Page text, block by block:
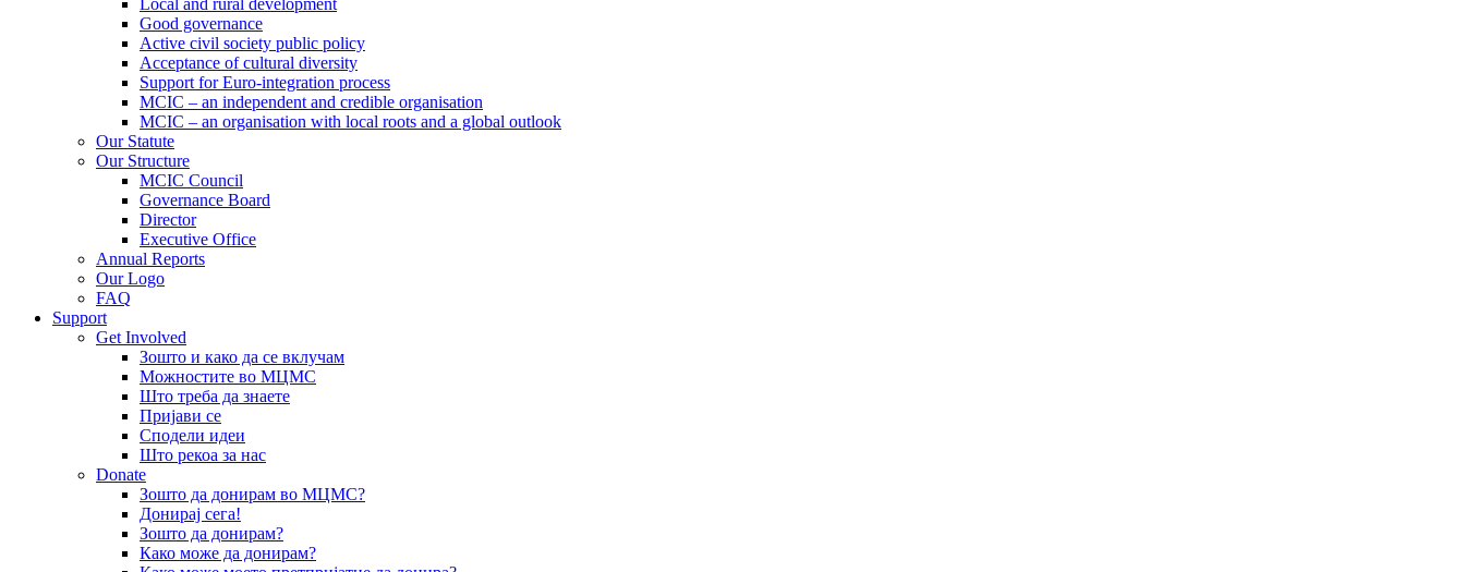
Good governance
Active civil society public policy
Acceptance of cultural diversity
Support for Euro-integration process
MCIC – an independent and credible organisation
MCIC – an organisation with local roots and a global outlook
Our Statute
Our Structure
MCIC Council
Governance Board
Director
Executive Office
Annual Reports
Our Logo
FAQ
Support
Get Involved
Зошто и како да се вклучам
Можностите во МЦМС
Што треба да знаете
Пријави се
Сподели идеи
Што рекоа за нас
Donate
Зошто да донирам во МЦМС?
Донирај сега!
Зошто да донирам?
Како може да донирам?